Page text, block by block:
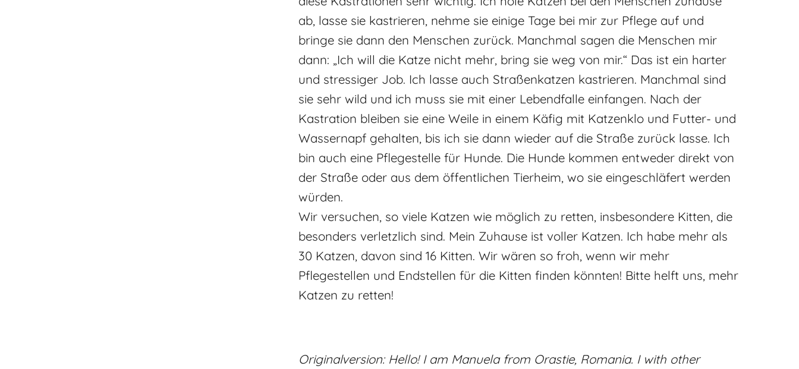
ab, lasse sie kastrieren, nehme sie einige Tage bei mir zur Pflege auf und
bringe sie dann den Menschen zurück. Manchmal sagen die Menschen mir
dann: „Ich will die Katze nicht mehr, bring sie weg von mir.“ Das ist ein harter
und stressiger Job. Ich lasse auch Straßenkatzen kastrieren. Manchmal sind
sie sehr wild und ich muss sie mit einer Lebendfalle einfangen. Nach der
Kastration bleiben sie eine Weile in einem Käfig mit Katzenklo und Futter- und
Wassernapf gehalten, bis ich sie dann wieder auf die Straße zurück lasse. Ich
bin auch eine Pflegestelle für Hunde. Die Hunde kommen entweder direkt von
der Straße oder aus dem öffentlichen Tierheim, wo sie eingeschläfert werden
würden.
Wir versuchen, so viele Katzen wie möglich zu retten, insbesondere Kitten, die
besonders verletzlich sind. Mein Zuhause ist voller Katzen. Ich habe mehr als
30 Katzen, davon sind 16 Kitten. Wir wären so froh, wenn wir mehr
Pflegestellen und Endstellen für die Kitten finden könnten! Bitte helft uns, mehr
Katzen zu retten!
Originalversion: Hello! I am Manuela from Orastie, Romania. I with other